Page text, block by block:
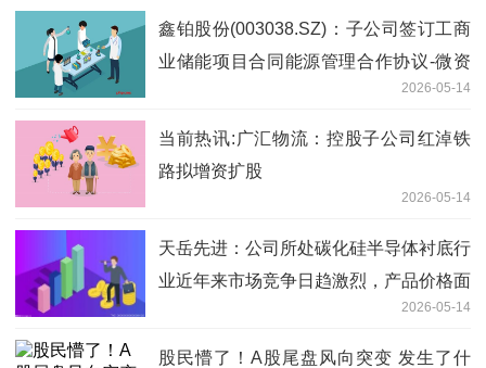
鑫铂股份(003038.SZ)：子公司签订工商
业储能项目合同能源管理合作协议-微资
2026-05-14
当前热讯:广汇物流：控股子公司红淖铁
路拟增资扩股
2026-05-14
天岳先进：公司所处碳化硅半导体衬底行
业近年来市场竞争日趋激烈，产品价格面
2026-05-14
股民懵了！A股尾盘风向突变 发生了什